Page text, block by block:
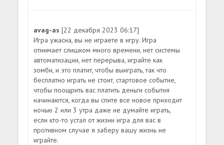
avag-as[22 декабря 2023 06:17]
Игра ужасна, вы не играете в игру. Игра
отнимает слишком много времени, нет системы
автоматизации, нет перерыва, играйте как
зомби, и это платит, чтобы выиграть, так что
бесплатно играть не стоит, стартовое событие,
чтобы поощрить вас платить деньги события
начинаются, когда вы спите все новое приходит
ночью 2 или 3 утра даже не думайте играть,
если кто-то устал от жизни игра для вас в
противном случае я заберу вашу жизнь не
играйте.